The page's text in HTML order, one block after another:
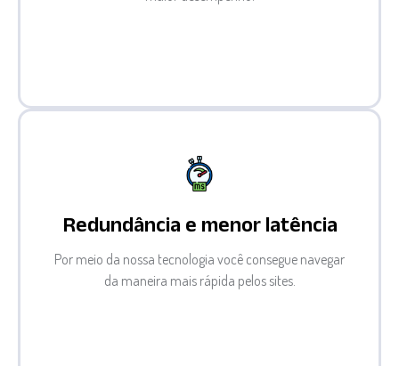
Redundância e menor latência
Por meio da nossa tecnologia você consegue navegar
da maneira mais rápida pelos sites.